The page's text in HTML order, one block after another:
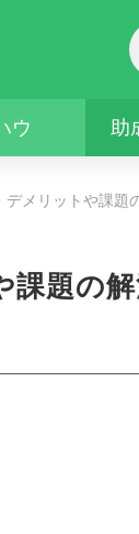
ウ 助
メリットや課題
課題の